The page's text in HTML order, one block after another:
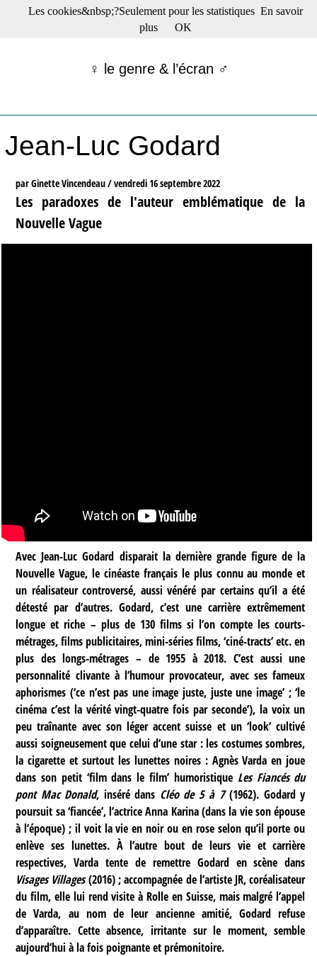
☰ Menu
Films récents
Tribunes
Actu : "La Nouvelle Vague"
S’abonner à la Lettre !
♀ le genre & l’écran ♂
Jean-Luc Godard
par Ginette Vincendeau /vendredi 16 septembre 2022
Les paradoxes de l'auteur emblématique de la
Nouvelle Vague
Avec Jean-Luc Godard disparait la dernière grande figure de la
Nouvelle Vague, le cinéaste français le plus connu au monde et
un réalisateur controversé, aussi vénéré par certains qu’il a été
détesté par d’autres. Godard, c’est une carrière extrêmement
longue et riche – plus de 130 films si l’on compte les courts-
métrages, films publicitaires, mini-séries films, ‘ciné-tracts’ etc. en
plus des longs-métrages – de 1955 à 2018. C’est aussi une
personnalité clivante à l’humour provocateur, avec ses fameux
aphorismes (‘ce n’est pas une image juste, juste une image’ ; ‘le
cinéma c’est la vérité vingt-quatre fois par seconde’), la voix un
peu traînante avec son léger accent suisse et un ‘look’ cultivé
aussi soigneusement que celui d’une star : les costumes sombres,
la cigarette et surtout les lunettes noires : Agnès Varda en joue
dans son petit ‘film dans le film’ humoristique Les Fiancés du
pont Mac Donald, inséré dans Cléo de 5 à 7(1962). Godard y
poursuit sa ‘fiancée’, l’actrice Anna Karina (dans la vie son épouse
à l’époque) ; il voit la vie en noir ou en rose selon qu’il porte ou
enlève ses lunettes. À l’autre bout de leurs vie et carrière
respectives, Varda tente de remettre Godard en scène dans
Visages Villages(2016) ; accompagnée de l’artiste JR, coréalisateur
du film, elle lui rend visite à Rolle en Suisse, mais malgré l’appel
de Varda, au nom de leur ancienne amitié, Godard refuse
d’apparaître. Cette absence, irritante sur le moment, semble
aujourd’hui à la fois poignante et prémonitoire.
Les cookies&nbsp;?Seulement pour les statistiques En savoir
plus
OK